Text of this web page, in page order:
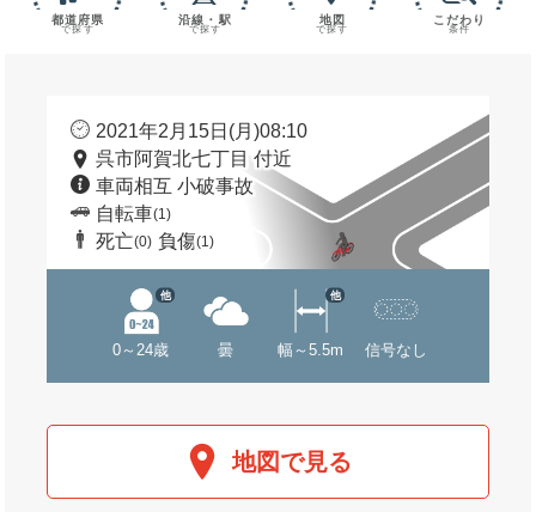
都道府県
で探す
沿線・駅
で探す
地図
で探す
こだわり
条件
2021年2月15日(月)08:10
呉市阿賀北七丁目 付近
車両相互 小破事故
自転車(1)
死亡(0) 負傷(1)
0～24歳
他
曇 幅～5.5m
他
信号なし
地図で見る